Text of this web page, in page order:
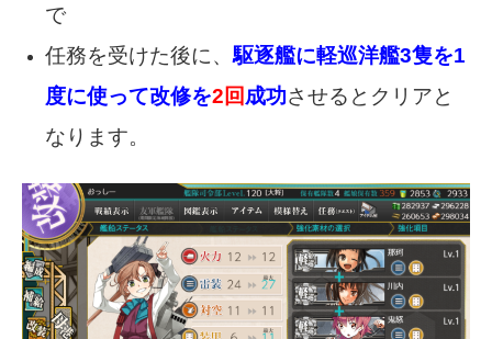
で
任務を受けた後に、駆逐艦に軽巡洋艦3隻を1
度に使って改修を2回成功させるとクリアと
なります。